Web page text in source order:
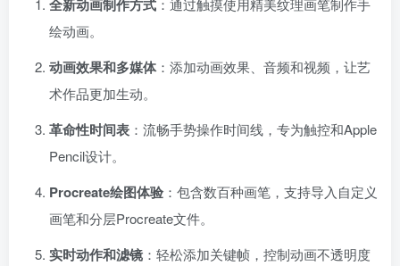
全新动画制作方式 ：通过触摸使用精美纹理画笔制作手
绘动画。
动画效果和多媒体：添加动画效果、音频和视频，让艺
术作品更加生动。
革命性时间表 ：流畅手势操作时间线，专为触控和Apple
Pencil设计。
Procreate绘图体验：包含数百种画笔，支持导入自定义
画笔和分层Procreate文件。
实时动作和滤镜 ：轻松添加关键帧，控制动画不透明度
扫码登录即表示同意用户协议 隐私声明